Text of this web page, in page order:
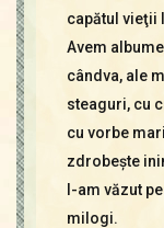
capătul vieţii
Avem
cândva, ale
steaguri, cu
cu vorbe
zdrobeşte
I-am văzut
milogi.